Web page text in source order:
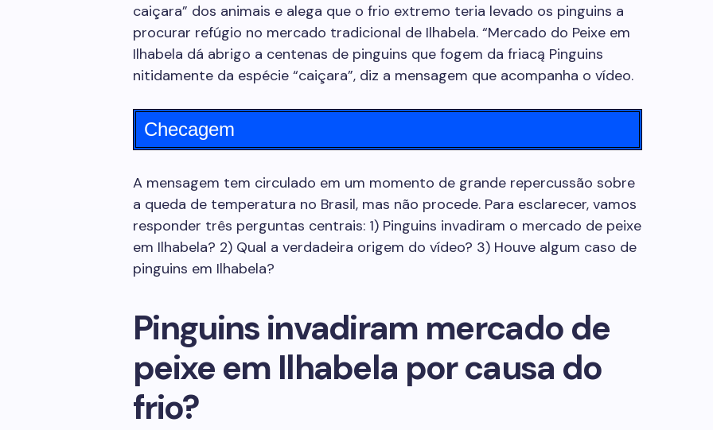
caiçara” dos animais e alega que o frio extremo teria levado os pinguins a
procurar refúgio no mercado tradicional de Ilhabela. “Mercado do Peixe em
Ilhabela dá abrigo a centenas de pinguins que fogem da friacą Pinguins
nitidamente da espécie “caiçara”, diz a mensagem que acompanha o vídeo.
Checagem
A mensagem tem circulado em um momento de grande repercussão sobre
a queda de temperatura no Brasil, mas não procede. Para esclarecer, vamos
responder três perguntas centrais: 1) Pinguins invadiram o mercado de peixe
em Ilhabela? 2) Qual a verdadeira origem do vídeo? 3) Houve algum caso de
pinguins em Ilhabela?
Pinguins invadiram mercado de
peixe em Ilhabela por causa do
frio?